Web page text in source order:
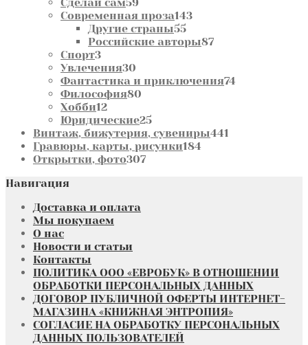
товаров
Современная проза143143
Другие страны5555
товаров
Российские авторы8787
Спорт33
товара
Увлечения30
товаров
Фантастика и приключения74
Философия80
Хобби1212
товаров
Юридические2525
товаров
Винтаж, бижутерия, сувениры441
Гравюры, карты, рисунки184
Открытки, фото307307
Навигация
Доставка и оплата
Мы покупаем
О нас
Новости и статьи
Контакты
ПОЛИТИКА ООО «ЕВРОБУК» В ОТНОШЕНИИ
ОБРАБОТКИ ПЕРСОНАЛЬНЫХ ДАННЫХ
ДОГОВОР ПУБЛИЧНОЙ ОФЕРТЫ ИНТЕРНЕТ-
МАГАЗИНА «КНИЖНАЯ ЭНТРОПИЯ»
СОГЛАСИЕ НА ОБРАБОТКУ ПЕРСОНАЛЬНЫХ
ДАННЫХ ПОЛЬЗОВАТЕЛЕЙ